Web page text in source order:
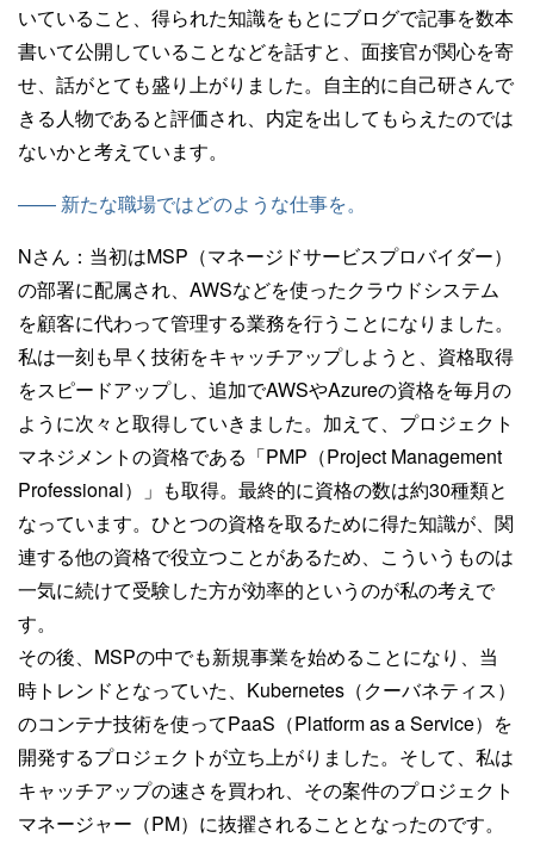
いていること、得られた知識をもとにブログで記事を数本
書いて公開していることなどを話すと、面接官が関心を寄
せ、話がとても盛り上がりました。自主的に自己研さんで
きる人物であると評価され、内定を出してもらえたのでは
ないかと考えています。
—— 新たな職場ではどのような仕事を。
Nさん： 当初はMSP（マネージドサービスプロバイダー）
の部署に配属され、AWSなどを使ったクラウドシステム
を顧客に代わって管理する業務を行うことになりました。
私は一刻も早く技術をキャッチアップしようと、資格取得
をスピードアップし、追加でAWSやAzureの資格を毎月の
ように次々と取得していきました。加えて、プロジェクト
マネジメントの資格である「PMP（Project Management
Professional）」も取得。最終的に資格の数は約30種類と
なっています。ひとつの資格を取るために得た知識が、関
連する他の資格で役立つことがあるため、こういうものは
一気に続けて受験した方が効率的というのが私の考えで
す。
その後、MSPの中でも新規事業を始めることになり、当
時トレンドとなっていた、Kubernetes（クーバネティス）
のコンテナ技術を使ってPaaS（Platform as a Service）を
開発するプロジェクトが立ち上がりました。そして、私は
キャッチアップの速さを買われ、その案件のプロジェクト
マネージャー（PM）に抜擢されることとなったのです。